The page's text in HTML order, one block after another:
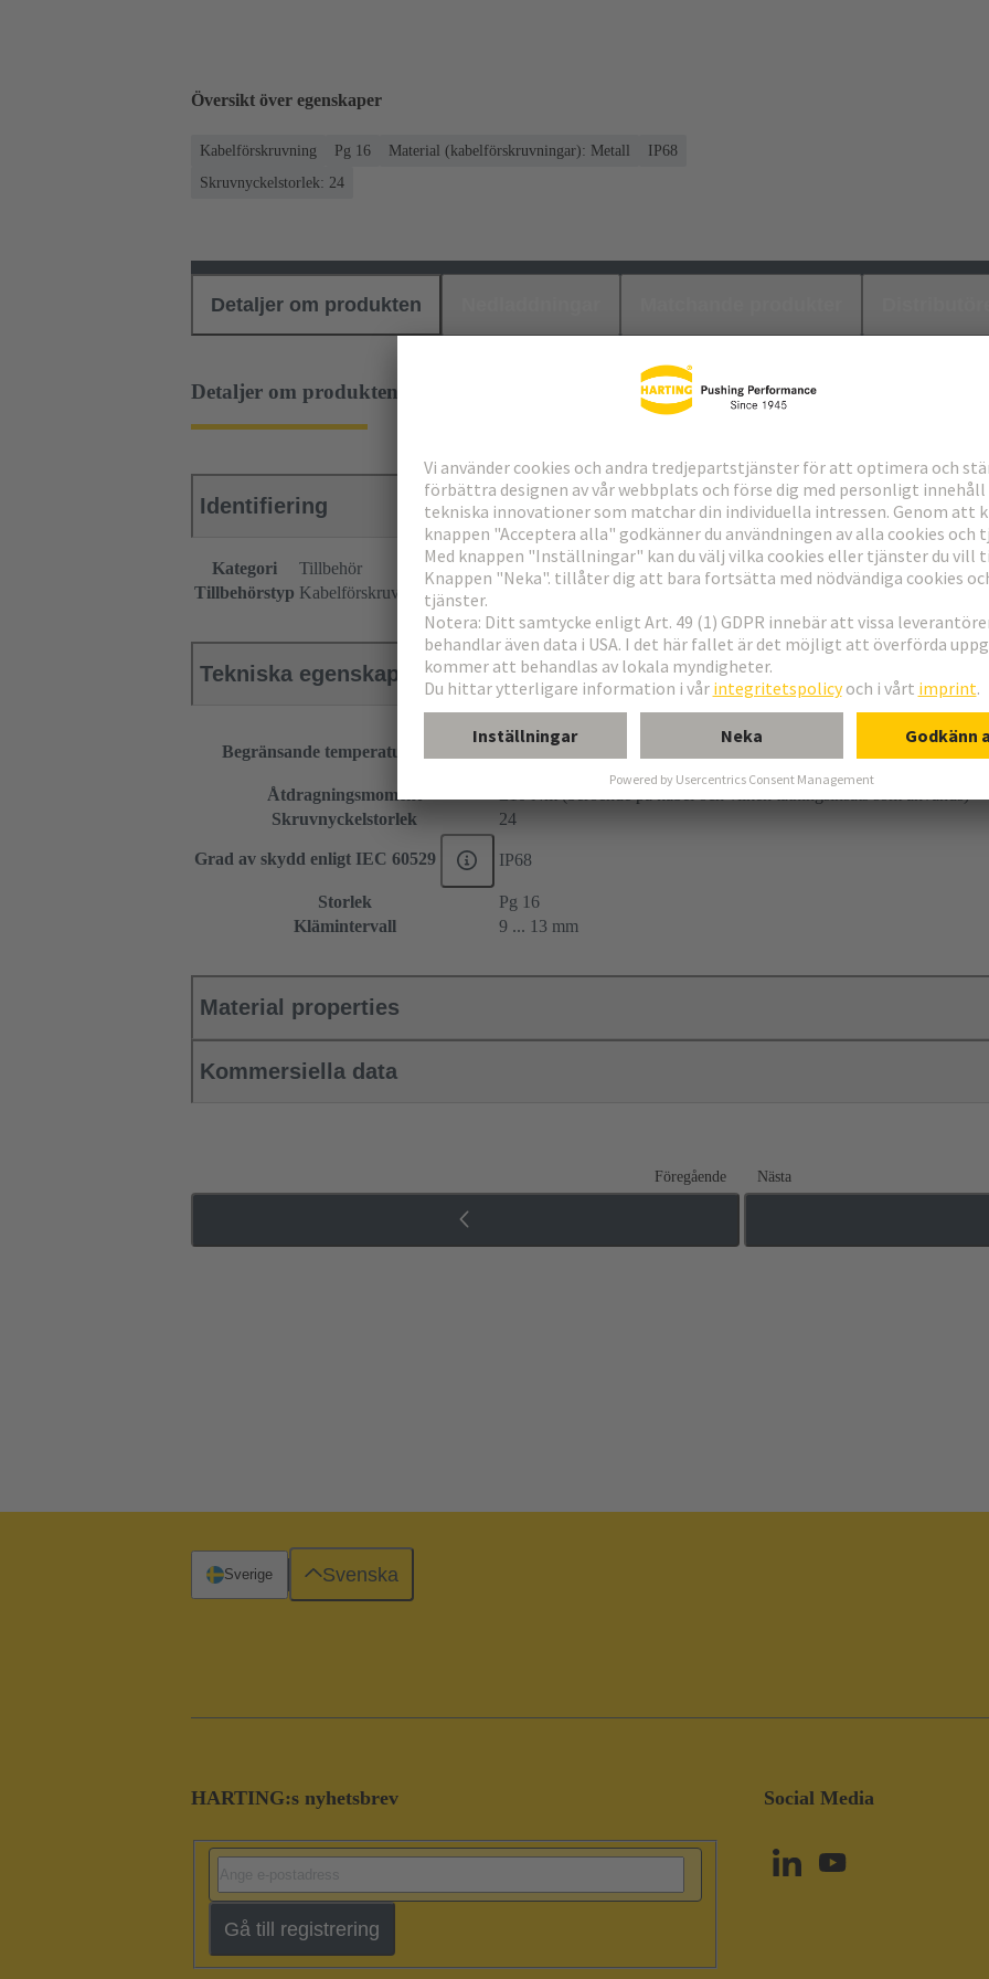
Översikt över egenskaper
Kabelförskruvning Pg 16 Material (kabelförskruvningar): Metall
IP68
Skruvnyckelstorlek: 24
Detaljer om produkten
Detaljer om produkten
Identifiering
Kategori
Tillbehör
Tillbehörstyp Kabelförskruvning
Tekniska egenskaper
Begränsande temperatur
Åtdragningsmoment
Skruvnyckelstorlek
24
Grad av skydd enligt IEC 60529 IP68
Storlek
Pg 16
Klämintervall
9 ... 13 mm
Material properties
Kommersiella data
Föregående Nästa
HARTING:s nyhetsbrev
Gå till registrering
Social Media
Sverige Svenska